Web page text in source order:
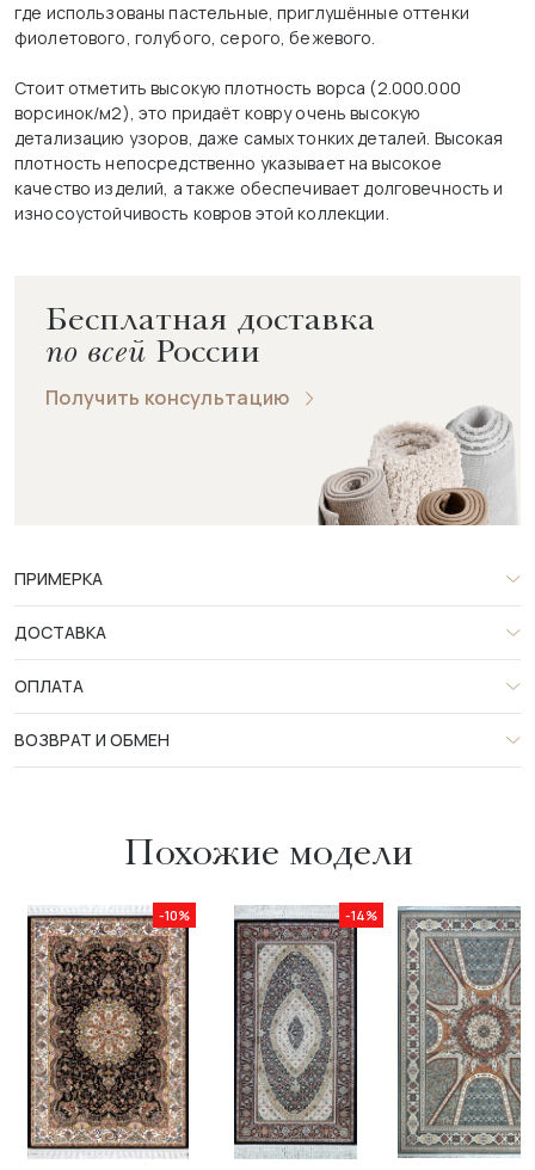
где использованы пастельные, приглушённые оттенки
фиолетового, голубого, серого, бежевого.
Стоит отметить высокую плотность ворса (2.000.000
ворсинок/м2), это придаёт ковру очень высокую
детализацию узоров, даже самых тонких деталей. Высокая
плотность непосредственно указывает на высокое
качество изделий, а также обеспечивает долговечность и
износоустойчивость ковров этой коллекции.
Бесплатная доставка
по всей России
Получить консультацию
ПРИМЕРКА
ДОСТАВКА
ОПЛАТА
ВОЗВРАТ И ОБМЕН
Похожие модели
-10% -14%